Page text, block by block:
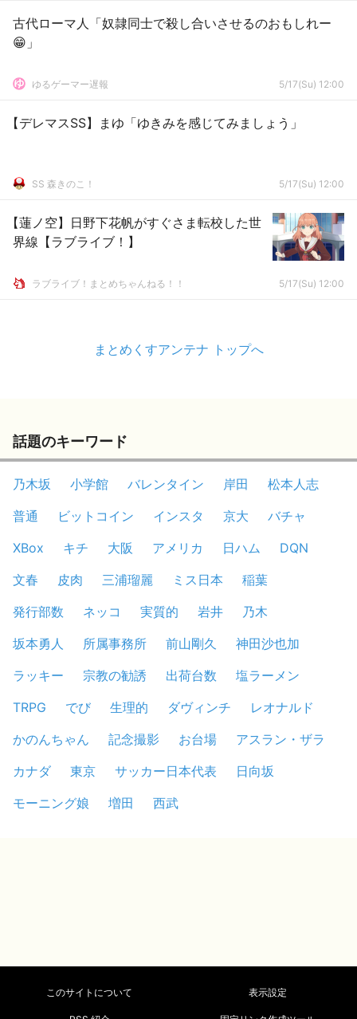
古代ローマ人「奴隷同士で殺し合いさせるのおもしれー
😁」
ゆるゲーマー遅報 5/17(Su) 12:00
【デレマスSS】まゆ「ゆきみを感じてみましょう」
SS 森きのこ！ 5/17(Su) 12:00
【蓮ノ空】日野下花帆がすぐさま転校した世
界線【ラブライブ！】
ラブライブ！まとめちゃんねる！！ 5/17(Su) 12:00
まとめくすアンテナ トップへ
話題のキーワード
乃木坂 小学館 バレンタイン 岸田
松本人志
普通
ビットコイン インスタ 京大
バチャ
XBox
キチ 大阪 アメリカ 日ハム
DQN
文春
皮肉 三浦瑠麗 ミス日本
稲葉
発行部数
ネッコ 実質的 岩井
乃木
坂本勇人
所属事務所 前山剛久
神田沙也加
ラッキー
宗教の勧誘 出荷台数
塩ラーメン
TRPG
でび 生理的 ダヴィンチ
レオナルド
かのんちゃん
記念撮影 お台場
アスラン・ザラ
カナダ
東京 サッカー日本代表
日向坂
モーニング娘
増田 西武
このサイトについて 表示設定